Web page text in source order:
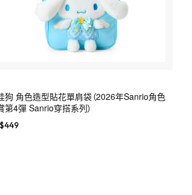
狗 角色造型貼花單肩袋（2026年Sanrio角色
第4彈 Sanrio穿搭系列）
449